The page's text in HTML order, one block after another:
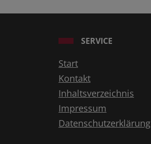
SERVICE
Start
Kontakt
Inhaltsverzeichnis
Impressum
Datenschutzerklärung